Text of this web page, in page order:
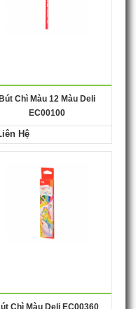
Bút Chì Màu 12 Màu Deli
EC00100
Hệ
Chì Màu Deli EC00360